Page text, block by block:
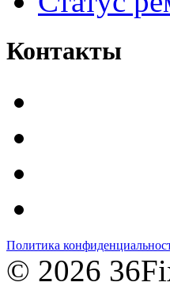
Контакты
Политика
© 2026